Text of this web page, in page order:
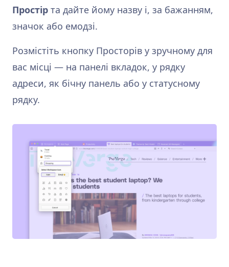
Простір та дайте йому назву і, за бажанням,
значок або емодзі.
Розмістіть кнопку Просторів у зручному для
вас місці — на панелі вкладок, у рядку
адреси, як бічну панель або у статусному
рядку.